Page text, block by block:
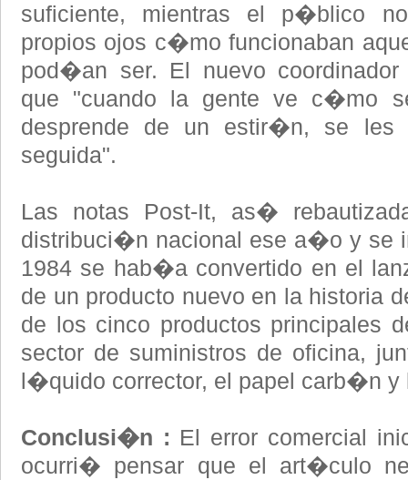
suficiente, mientras el p�blico
propios ojos c�mo funcionaban
pod�an ser. El nuevo coordinador
que "cuando la gente ve c�mo
desprende de un estir�n, se les
seguida".
Las notas Post-It, as�
distribuci�n nacional ese a�o y se
1984 se hab�a convertido en el
de un producto nuevo en la historia
de los cinco productos principales
sector de suministros de oficina,
l�quido corrector, el papel carb�n y
Conclusi�n : El error comercial
ocurri� pensar que el art�culo